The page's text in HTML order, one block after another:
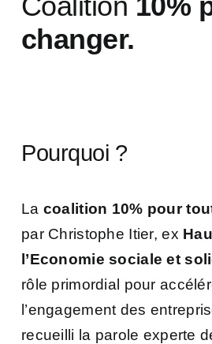
changer.
Pourquoi ?
La coalition 10% pour
par Christophe Itier, ex
l’Economie sociale et
rôle primordial pour
l’engagement des
recueilli la parole experte